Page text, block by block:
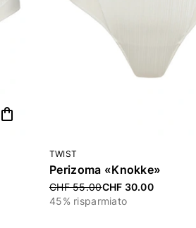
shopping_bag
TWIST
Perizoma «Knokke»
Price reduced from
CHF 55.00CHF 30.00
45% risparmiato